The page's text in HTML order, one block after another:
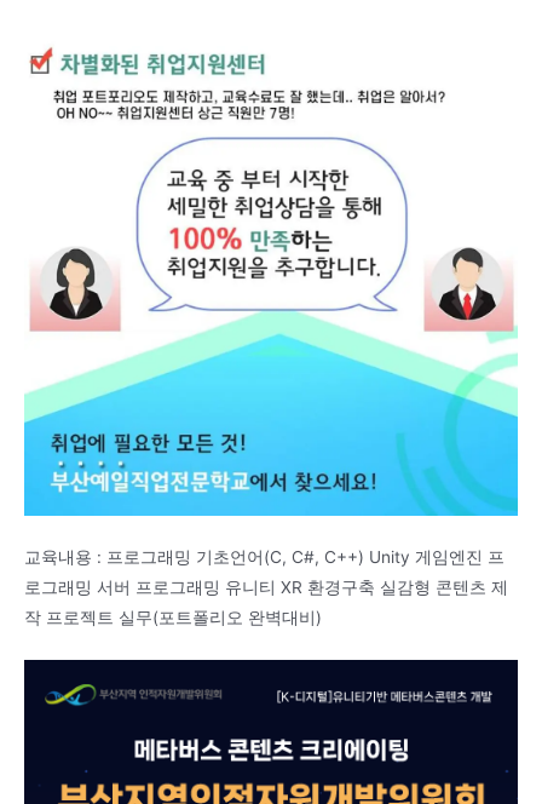
교육내용 : 프로그래밍 기초언어(C, C#, C++) Unity 게임엔진 프
로그래밍 서버 프로그래밍 유니티 XR 환경구축 실감형 콘텐츠 제
작 프로젝트 실무(포트폴리오 완벽대비)